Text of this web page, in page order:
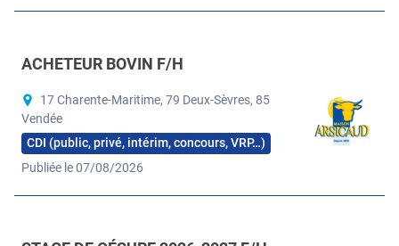
ACHETEUR BOVIN F/H
17 Charente-Maritime, 79 Deux-Sèvres, 85
Vendée
CDI (public, privé, intérim, concours, VRP…)
Publiée le 07/08/2026